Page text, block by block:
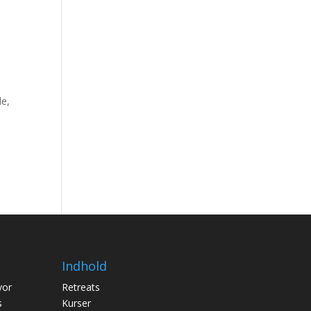
Indhold
Retreats
Kurser